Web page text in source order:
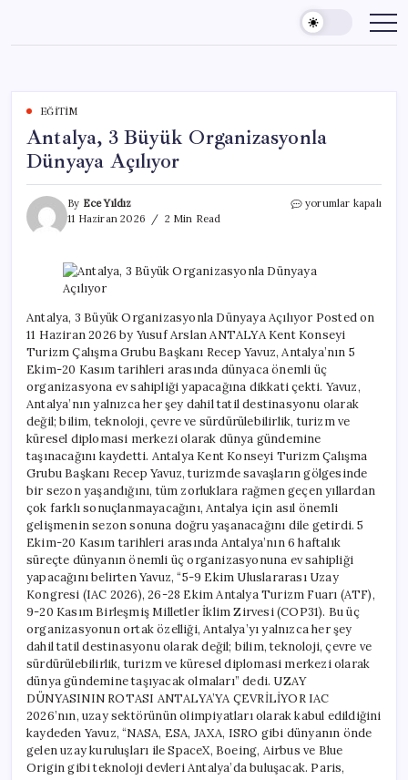
content
EĞITIM
Antalya, 3 Büyük Organizasyonla
Dünyaya Açılıyor
By Ece Yıldız
11 Haziran 2026
2 Min Read
Antalya,
Açılıyor
yorumlar kapalı
Antalya, 3 Büyük Organizasyonla Dünyaya Açılıyor Posted on
11 Haziran 2026 by Yusuf Arslan ANTALYA Kent Konseyi
Turizm Çalışma Grubu Başkanı Recep Yavuz, Antalya’nın 5
Ekim-20 Kasım tarihleri arasında dünyaca önemli üç
organizasyona ev sahipliği yapacağına dikkati çekti. Yavuz,
Antalya’nın yalnızca her şey dahil tatil destinasyonu olarak
değil; bilim, teknoloji, çevre ve sürdürülebilirlik, turizm ve
küresel diplomasi merkezi olarak dünya gündemine
taşınacağını kaydetti. Antalya Kent Konseyi Turizm Çalışma
Grubu Başkanı Recep Yavuz, turizmde savaşların gölgesinde
bir sezon yaşandığını, tüm zorluklara rağmen geçen yıllardan
çok farklı sonuçlanmayacağını, Antalya için asıl önemli
gelişmenin sezon sonuna doğru yaşanacağını dile getirdi. 5
Ekim-20 Kasım tarihleri arasında Antalya’nın 6 haftalık
süreçte dünyanın önemli üç organizasyonuna ev sahipliği
yapacağını belirten Yavuz, “5-9 Ekim Uluslararası Uzay
Kongresi (IAC 2026), 26-28 Ekim Antalya Turizm Fuarı (ATF),
9-20 Kasım Birleşmiş Milletler İklim Zirvesi (COP31). Bu üç
organizasyonun ortak özelliği, Antalya’yı yalnızca her şey
dahil tatil destinasyonu olarak değil; bilim, teknoloji, çevre ve
sürdürülebilirlik, turizm ve küresel diplomasi merkezi olarak
dünya gündemine taşıyacak olmaları” dedi. UZAY
DÜNYASININ ROTASI ANTALYA’YA ÇEVRİLİYOR IAC
2026’nın, uzay sektörünün olimpiyatları olarak kabul edildiğini
kaydeden Yavuz, “NASA, ESA, JAXA, ISRO gibi dünyanın önde
gelen uzay kuruluşları ile SpaceX, Boeing, Airbus ve Blue
Origin gibi teknoloji devleri Antalya’da buluşacak. Paris,